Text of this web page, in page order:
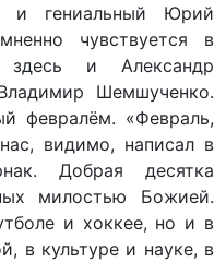
и гениальный Юрий
чувствуется в
и Александр
Шемшученко.
февралём. «Февраль,
видимо, написал в
Добрая десятка
милостью Божией.
и хоккее, но и в
в культуре и науке, в